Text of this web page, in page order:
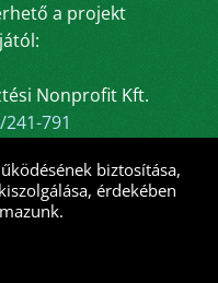
a projekt
Nonprofit Kft.
791
biztosítása,
érdekében